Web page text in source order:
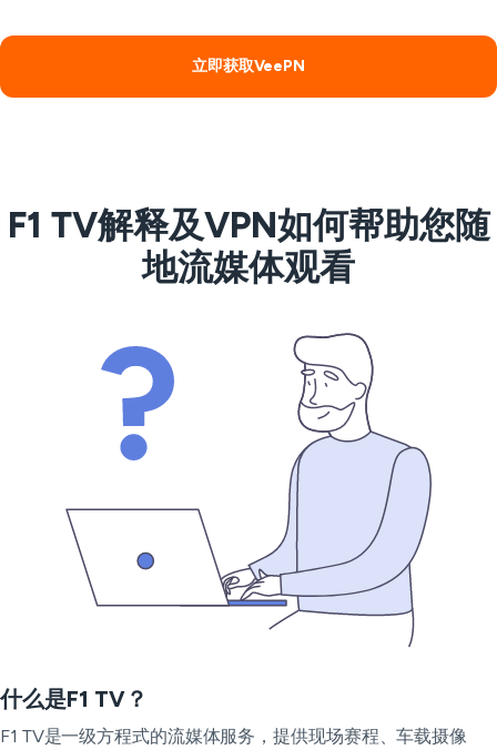
立即获取VeePN
F1 TV解释及VPN如何帮助您随
地流媒体观看
什么是F1 TV？
F1 TV是一级方程式的流媒体服务，提供现场赛程、车载摄像